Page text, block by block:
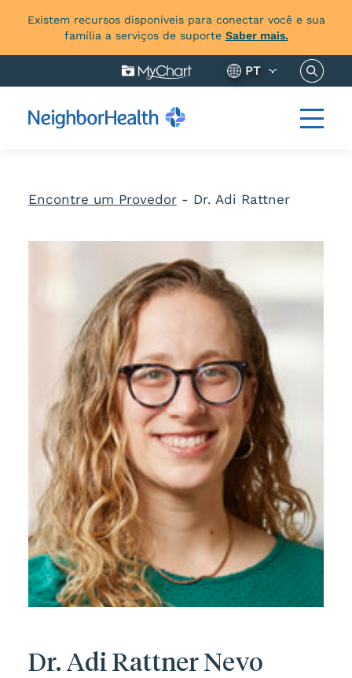
Existem recursos disponíveis para conectar você e sua
família a serviços de suporte Saber mais.
PT
Encontre um Provedor- Dr. Adi Rattner
Dr. Adi Rattner Nevo